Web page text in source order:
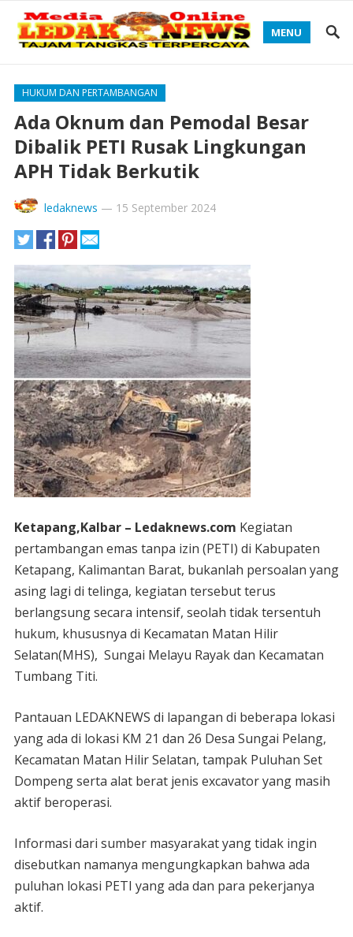
MENU
HUKUM DAN PERTAMBANGAN
Ada Oknum dan Pemodal Besar
Dibalik PETI Rusak Lingkungan
APH Tidak Berkutik
ledaknews — 15 September 2024
Ketapang,Kalbar – Ledaknews.com Kegiatan
pertambangan emas tanpa izin (PETI) di Kabupaten
Ketapang, Kalimantan Barat, bukanlah persoalan yang
asing lagi di telinga, kegiatan tersebut terus
berlangsung secara intensif, seolah tidak tersentuh
hukum, khususnya di Kecamatan Matan Hilir
Selatan(MHS), Sungai Melayu Rayak dan Kecamatan
Tumbang Titi.
Pantauan LEDAKNEWS di lapangan di beberapa lokasi
yang ada di lokasi KM 21 dan 26 Desa Sungai Pelang,
Kecamatan Matan Hilir Selatan, tampak Puluhan Set
Dompeng serta alat berat jenis excavator yang masih
aktif beroperasi.
Informasi dari sumber masyarakat yang tidak ingin
disebutkan namanya mengungkapkan bahwa ada
puluhan lokasi PETI yang ada dan para pekerjanya
aktif.